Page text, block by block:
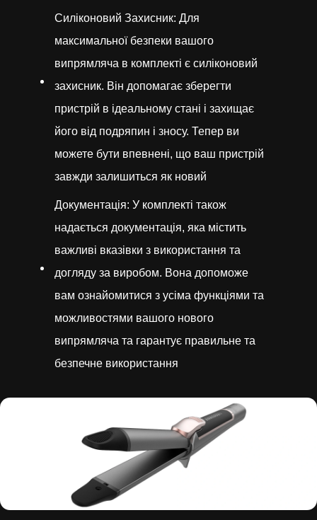
Силіконовий Захисник: Для
максимальної безпеки вашого
випрямляча в комплекті є силіконовий
захисник. Він допомагає зберегти
пристрій в ідеальному стані і захищає
його від подряпин і зносу. Тепер ви
можете бути впевнені, що ваш пристрій
завжди залишиться як новий
Документація: У комплекті також
надається документація, яка містить
важливі вказівки з використання та
догляду за виробом. Вона допоможе
вам ознайомитися з усіма функціями та
можливостями вашого нового
випрямляча та гарантує правильне та
безпечне використання